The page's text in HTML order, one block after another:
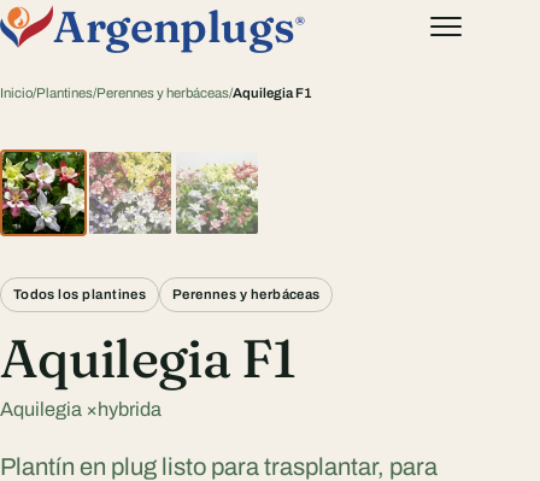
Argenplugs®
Inicio/Plantines/Perennes y herbáceas/Aquilegia F1
Todos los plantines Perennes y herbáceas
Aquilegia F1
Aquilegia ×hybrida
Plantín en plug listo para trasplantar, para